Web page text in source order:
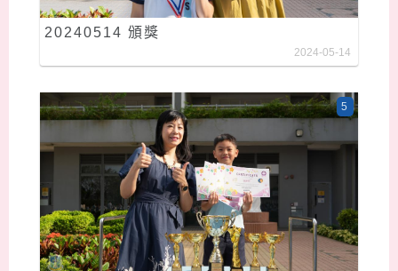
20240514 頒獎
2024-05-14
5